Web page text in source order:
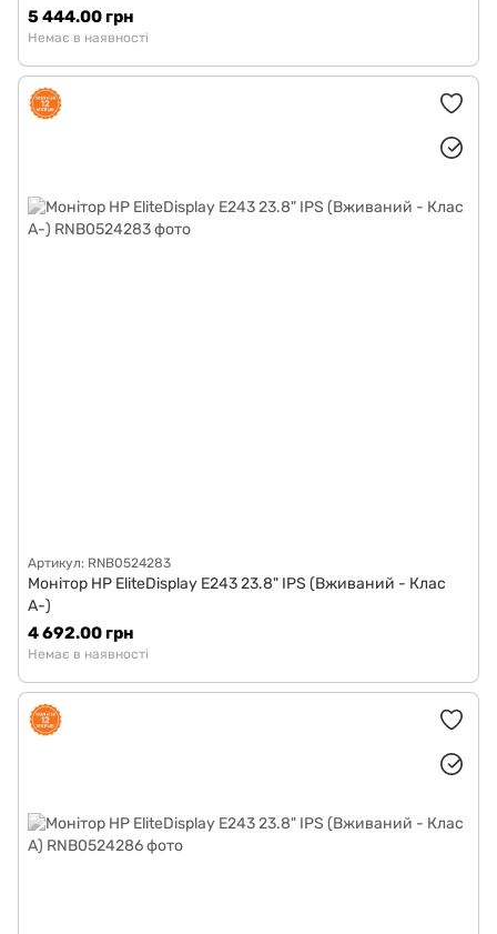
5 444.00 грн
Немає в наявності
Артикул: RNB0524283
Монітор HP EliteDisplay E243 23.8" IPS (Вживаний - Клас
A-)
4 692.00 грн
Немає в наявності